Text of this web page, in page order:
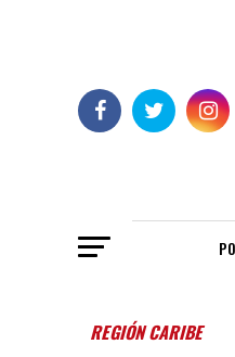
REGIÓN CARIBE